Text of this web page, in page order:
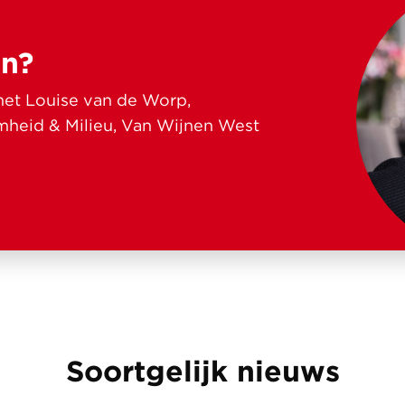
Louise van de Worp,
& Milieu, Van Wijnen West
Soortgelijk nieuws